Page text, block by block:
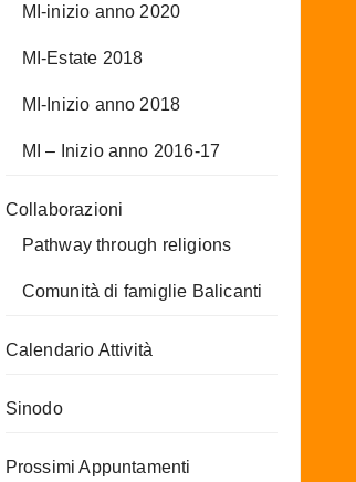
MI-inizio anno 2020
MI-Estate 2018
MI-Inizio anno 2018
MI – Inizio anno 2016-17
Collaborazioni
Pathway through religions
Comunità di famiglie Balicanti
Calendario Attività
Sinodo
Prossimi Appuntamenti